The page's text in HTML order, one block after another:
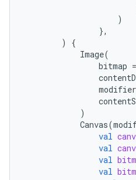
)
},
)
{
Image(
bitmap =
modifier
)
Canvas(
val
val
val
val